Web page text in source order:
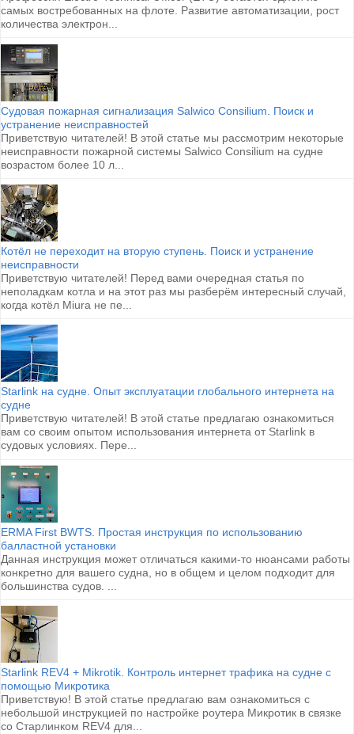
самых востребованных на флоте. Развитие автоматизации, рост
количества электрон...
Судовая пожарная сигнализация Salwico Consilium. Поиск и
устранение неисправностей
Приветствую читателей! В этой статье мы рассмотрим некоторые
неисправности пожарной системы Salwico Consilium на судне
возрастом более 10 л...
Котёл не переходит на вторую ступень. Поиск и устранение
неисправности
Приветствую читателей! Перед вами очередная статья по
неполадкам котла и на этот раз мы разберём интересный случай,
когда котёл Miura не пе...
Starlink на судне. Опыт эксплуатации глобального интернета на
судне
Приветствую читателей! В этой статье предлагаю ознакомиться
вам со своим опытом использования интернета от Starlink в
судовых условиях. Пере...
ERMA First BWTS. Простая инструкция по использованию
балластной установки
Данная инструкция может отличаться какими-то нюансами работы
конкретно для вашего судна, но в общем и целом подходит для
большинства судов. ...
Starlink REV4 + Mikrotik. Контроль интернет трафика на судне с
помощью Микротика
Приветствую! В этой статье предлагаю вам ознакомиться с
небольшой инструкцией по настройке роутера Микротик в связке
со Старлинком REV4 для...